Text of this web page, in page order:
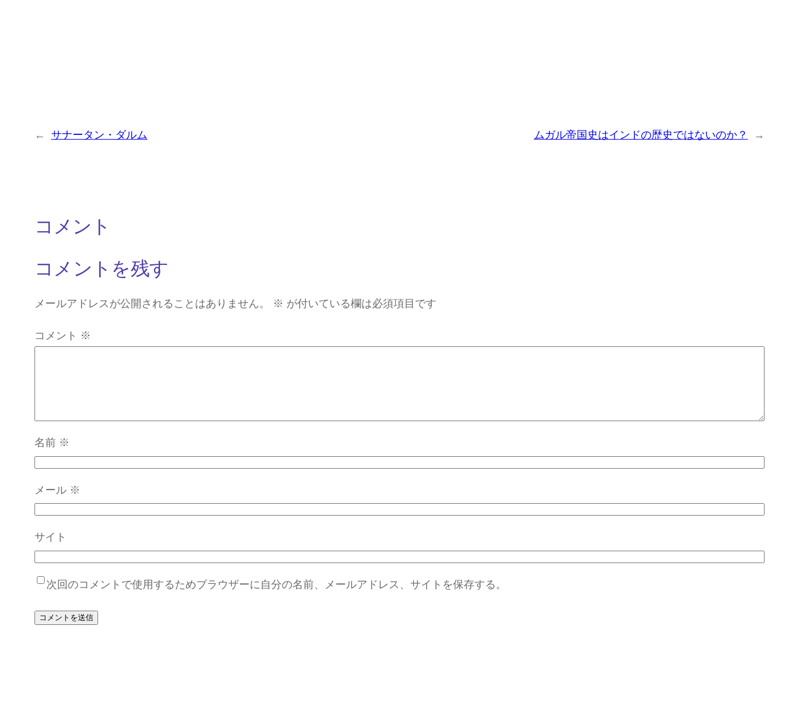
← サナータン・ダルム ムガル帝国史はインドの歴史ではないのか？ →
コメント
コメントを残す
メールアドレスが公開されることはありません。 ※ が付いている欄は必須項目です
コメント ※
名前 ※
メール ※
サイト
次回のコメントで使用するためブラウザーに自分の名前、メールアドレス、サイトを保存する。